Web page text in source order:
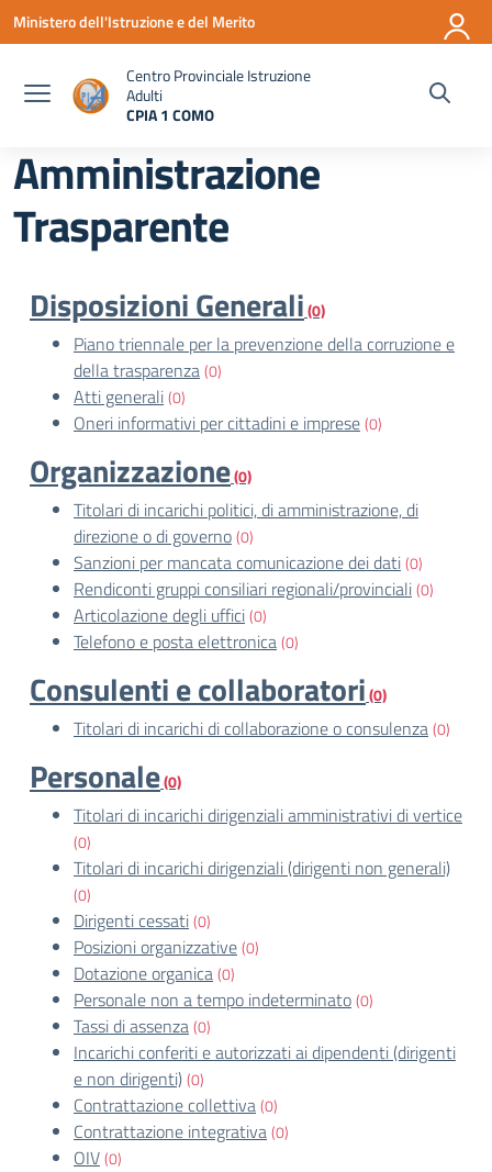
Vai ai contenuti
Vai al menu di navigazione
Vai al footer
Ministero dell'Istruzione e del Merito
Centro Provinciale Istruzione
Adulti
CPIA 1 COMO
Amministrazione
Trasparente
Disposizioni Generali(0)
Piano triennale per la prevenzione della corruzione e
della trasparenza(0)
Atti generali(0)
Oneri informativi per cittadini e imprese(0)
Organizzazione(0)
Titolari di incarichi politici, di amministrazione, di
direzione o di governo(0)
Sanzioni per mancata comunicazione dei dati(0)
Rendiconti gruppi consiliari regionali/provinciali(0)
Articolazione degli uffici(0)
Telefono e posta elettronica(0)
Consulenti e collaboratori(0)
Titolari di incarichi di collaborazione o consulenza(0)
Personale(0)
Titolari di incarichi dirigenziali amministrativi di vertice
(0)
Titolari di incarichi dirigenziali (dirigenti non generali)
(0)
Dirigenti cessati(0)
Posizioni organizzative(0)
Dotazione organica(0)
Personale non a tempo indeterminato(0)
Tassi di assenza(0)
Incarichi conferiti e autorizzati ai dipendenti (dirigenti
e non dirigenti)(0)
Contrattazione collettiva(0)
Contrattazione integrativa(0)
OIV(0)